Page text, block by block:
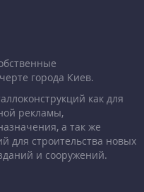
города Киев.
как для
рекламы,
а так же
для строительства новых
и сооружений.